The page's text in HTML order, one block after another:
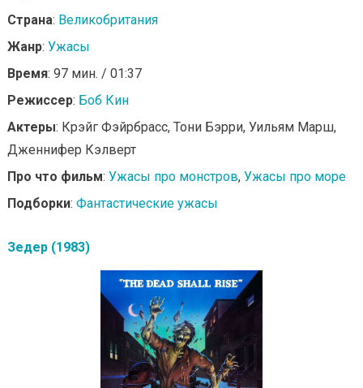
Страна: Великобритания
Жанр: Ужасы
Время: 97 мин. / 01:37
Режиссер: Боб Кин
Актеры: Крэйг Фэйрбрасс, Тони Бэрри, Уильям Марш,
Дженнифер Кэлверт
Про что фильм: Ужасы про монстров, Ужасы про море
Подборки: Фантастические ужасы
Зедер (1983)